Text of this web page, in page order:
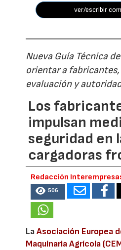
ver/escribir
Nueva Guía Técnica
orientar a
evaluación y
Los
impulsan
seguridad en
cargadoras
Redacción
506
LaAsociación Europea
Maquinaria Agrícola